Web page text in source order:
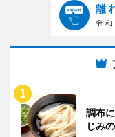
調布
じみ